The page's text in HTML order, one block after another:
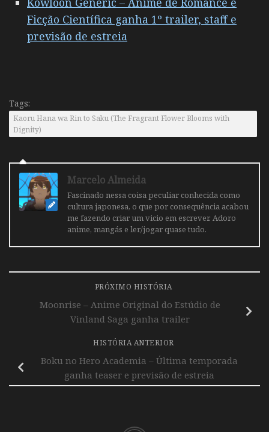
Ficção Científica ganha 1º trailer, staff e
previsão de estreia
Tags:
Kaoru Hana wa Rin to Saku (The Fragrant Flower Blooms with
Dignity)
Marcelo Almeida
Fascinado nessa coisa peculiar conhecida como
cultura japonesa, o que por consequência acabou
me fazendo criar um vicio em escrever. Adoro
anime, mangás e ler/jogar quase tudo.
PRÓXIMO HISTÓRIA
Moonrise – Anime Original do Estúdio de
Vinland Saga ganha trailer
HISTÓRIA ANTERIOR
Boku no Hero Academia – Última temporada
ganha teaser e previsão de estreia